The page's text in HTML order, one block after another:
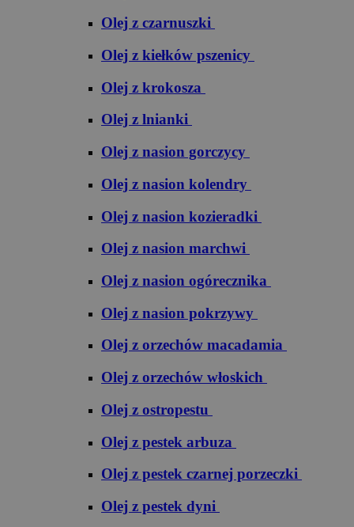
Olej z czarnuszki
Olej z kiełków pszenicy
Olej z krokosza
Olej z lnianki
Olej z nasion gorczycy
Olej z nasion kolendry
Olej z nasion kozieradki
Olej z nasion marchwi
Olej z nasion ogórecznika
Olej z nasion pokrzywy
Olej z orzechów macadamia
Olej z orzechów włoskich
Olej z ostropestu
Olej z pestek arbuza
Olej z pestek czarnej porzeczki
Olej z pestek dyni